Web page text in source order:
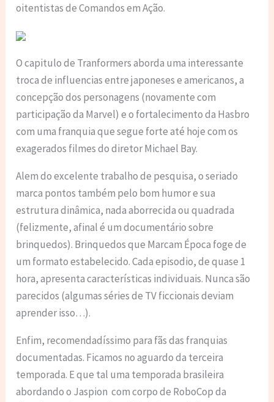
oitentistas de Comandos em Ação.
O capitulo de Tranformers aborda uma interessante
troca de influencias entre japoneses e americanos, a
concepção dos personagens (novamente com
participação da Marvel) e o fortalecimento da Hasbro
com uma franquia que segue forte até hoje com os
exagerados filmes do diretor Michael Bay.
Alem do excelente trabalho de pesquisa, o seriado
marca pontos também pelo bom humor e sua
estrutura dinâmica, nada aborrecida ou quadrada
(felizmente, afinal é um documentário sobre
brinquedos). Brinquedos que Marcam Época foge de
um formato estabelecido. Cada episodio, de quase 1
hora, apresenta características individuais. Nunca são
parecidos (algumas séries de TV ficcionais deviam
aprender isso…).
Enfim, recomendadíssimo para fãs das franquias
documentadas. Ficamos no aguardo da terceira
temporada. E que tal uma temporada brasileira
abordando o Jaspion com corpo de RoboCop da